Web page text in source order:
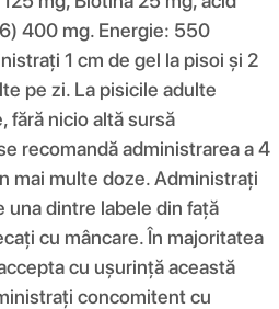
400 mg. Energie: 550
1 cm de gel la pisoi și 2
pe zi. La pisicile adulte
fără nicio altă sursă
recomandă administrarea a 4
mai multe doze. Administrați
una dintre labele din față
cu mâncare. În majoritatea
cu ușurință această
concomitent cu